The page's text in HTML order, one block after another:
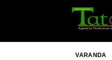
VARANDA